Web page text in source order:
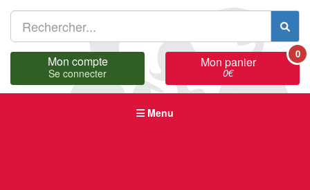
Mon compte
Se connecter
Mon panier
0€
0
Menu